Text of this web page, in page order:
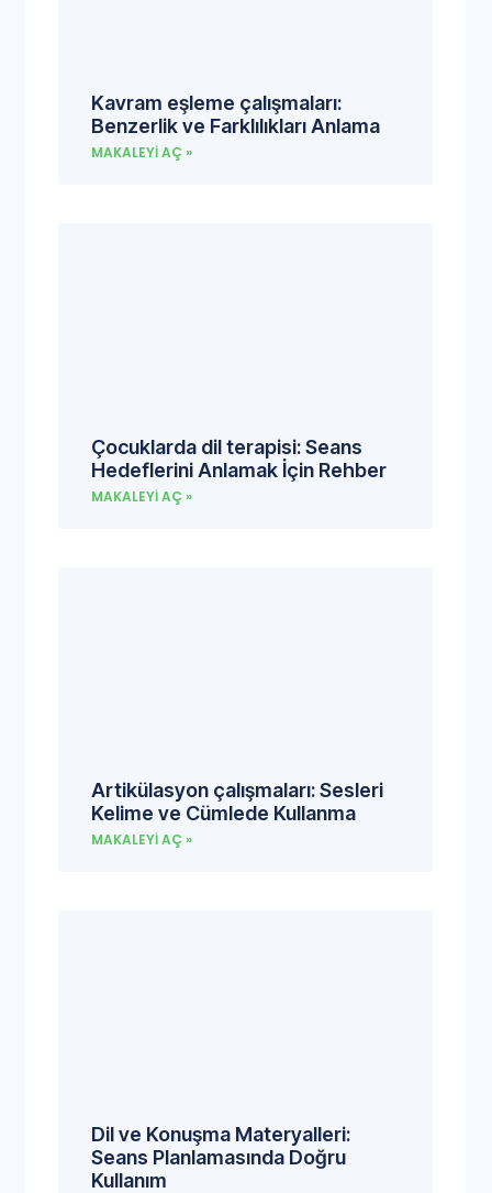
Kavram eşleme çalışmaları:
Benzerlik ve Farklılıkları Anlama
MAKALEYI AÇ »
Çocuklarda dil terapisi: Seans
Hedeflerini Anlamak İçin Rehber
MAKALEYI AÇ »
Artikülasyon çalışmaları: Sesleri
Kelime ve Cümlede Kullanma
MAKALEYI AÇ »
Dil ve Konuşma Materyalleri:
Seans Planlamasında Doğru
Kullanım